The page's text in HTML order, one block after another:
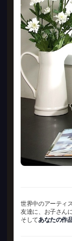
世界中のアーティ
友達に、お子さん
そしてあなたの作